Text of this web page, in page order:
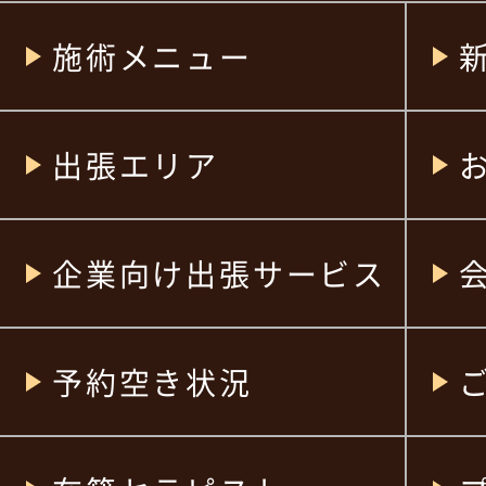
施術メニュー
出張エリア
企業向け出張サービス
予約空き状況